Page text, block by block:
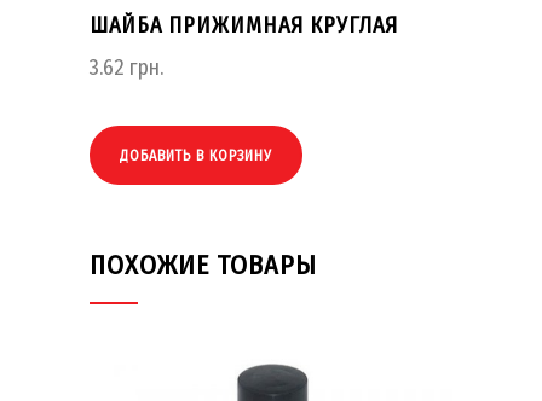
ШАЙБА ПРИЖИМНАЯ КРУГЛАЯ
3.62 грн.
ДОБАВИТЬ В КОРЗИНУ
ПОХОЖИЕ ТОВАРЫ